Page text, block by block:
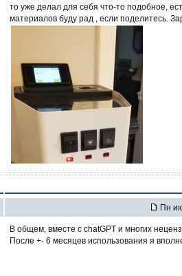
то уже делал для себя что-то подобное,
материалов буду рад , если поделитесь.
Пн
В общем, вместе с chatGPT и многих
После +- 6 месяцев использования я